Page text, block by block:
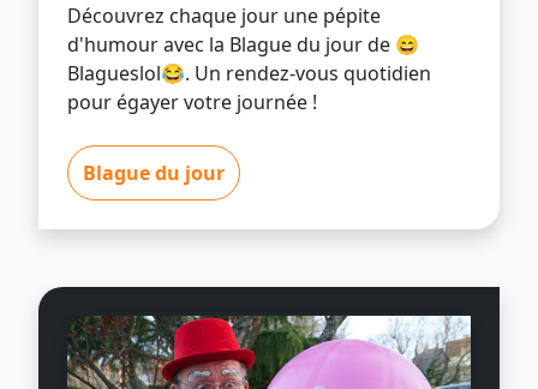
Découvrez chaque jour une pépite
d'humour avec la Blague du jour de 😄
Blagueslol😂. Un rendez-vous quotidien
pour égayer votre journée !
Blague du jour